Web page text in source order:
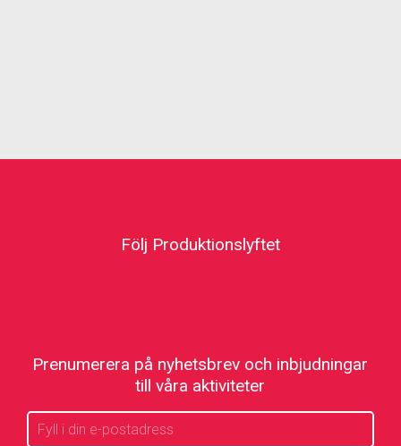
Följ Produktionslyftet
Prenumerera på nyhetsbrev och inbjudningar
till våra aktiviteter